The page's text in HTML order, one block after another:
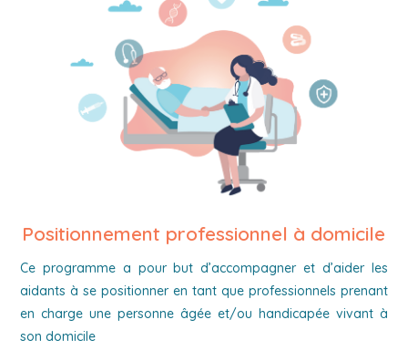
Positionnement professionnel à domicile
Ce programme a pour but d’accompagner et d’aider les
aidants à se positionner en tant que professionnels prenant
en charge une personne âgée et/ou handicapée vivant à
son domicile